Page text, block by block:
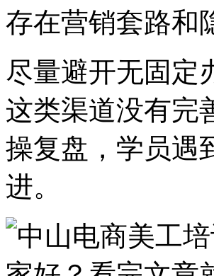
存在营销套路和
尽量避开无固定
这类渠道没有完
操复盘，学员遇
进。